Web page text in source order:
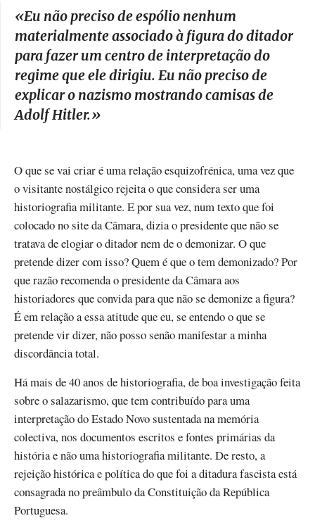
«Eu não preciso de espólio nenhum
materialmente associado à figura do ditador
para fazer um centro de interpretação do
regime que ele dirigiu. Eu não preciso de
explicar o nazismo mostrando camisas de
Adolf Hitler.»
O que se vai criar é uma relação esquizofrénica, uma vez que
o visitante nostálgico rejeita o que considera ser uma
historiografia militante. E por sua vez, num texto que foi
colocado no site da Câmara, dizia o presidente que não se
tratava de elogiar o ditador nem de o demonizar. O que
pretende dizer com isso? Quem é que o tem demonizado? Por
que razão recomenda o presidente da Câmara aos
historiadores que convida para que não se demonize a figura?
É em relação a essa atitude que eu, se entendo o que se
pretende vir dizer, não posso senão manifestar a minha
discordância total.
Há mais de 40 anos de historiografia, de boa investigação feita
sobre o salazarismo, que tem contribuído para uma
interpretação do Estado Novo sustentada na memória
colectiva, nos documentos escritos e fontes primárias da
história e não uma historiografia militante. De resto, a
rejeição histórica e política do que foi a ditadura fascista está
consagrada no preâmbulo da Constituição da República
Portuguesa.